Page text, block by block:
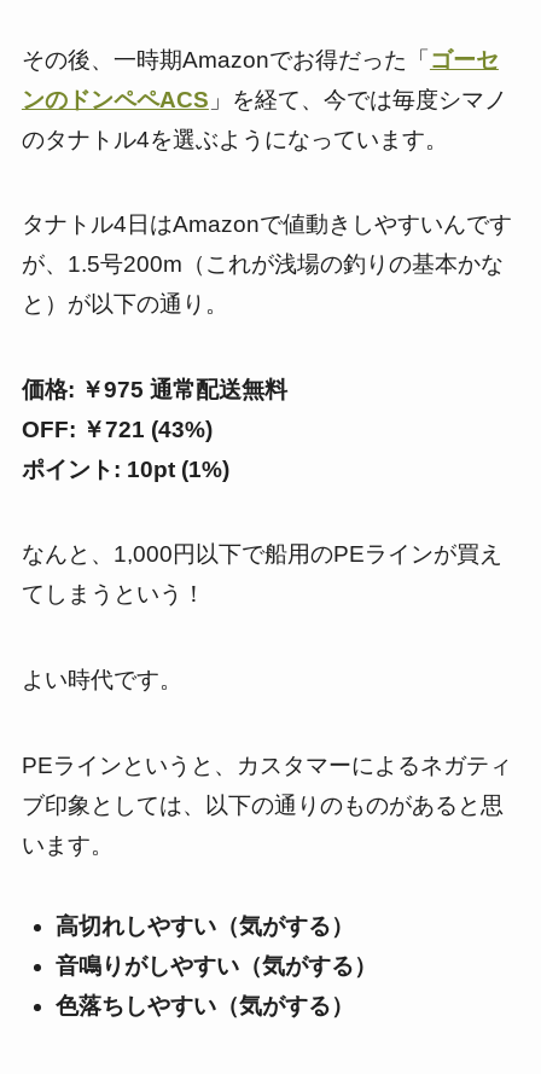
その後、一時期Amazonでお得だった「ゴーセ
ンのドンペペACS 」を経て、今では毎度シマノ
のタナトル4を選ぶようになっています。
タナトル4日はAmazonで値動きしやすいんです
が、1.5号200m（これが浅場の釣りの基本かな
と）が以下の通り。
価格: ￥975 通常配送無料
OFF: ￥721 (43%)
ポイント: 10pt (1%)
なんと、1,000円以下で船用のPEラインが買え
てしまうという！
よい時代です。
PEラインというと、カスタマーによるネガティ
ブ印象としては、以下の通りのものがあると思
います。
高切れしやすい（気がする）
音鳴りがしやすい（気がする）
色落ちしやすい（気がする）